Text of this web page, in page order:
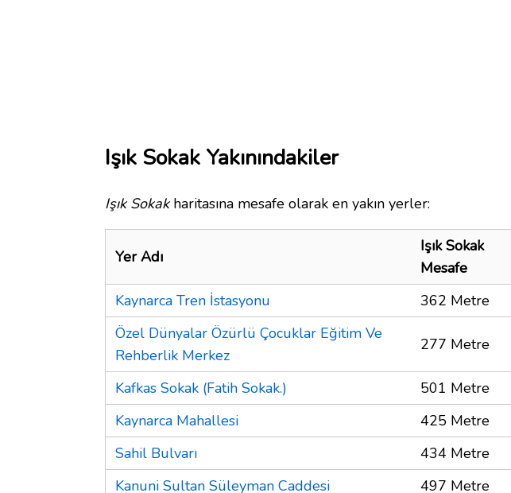
Işık Sokak Yakınındakiler
Işık Sokakharitasına mesafe olarak en yakın yerler:
Yer Adı
Işık Sokak
Mesafe
Kaynarca Tren İstasyonu
362 Metre
Özel Dünyalar Özürlü Çocuklar Eğitim Ve
Rehberlik Merkez
277 Metre
Kafkas Sokak (Fatih Sokak.)
501 Metre
Kaynarca Mahallesi
425 Metre
Sahil Bulvarı
434 Metre
Kanuni Sultan Süleyman Caddesi
497 Metre